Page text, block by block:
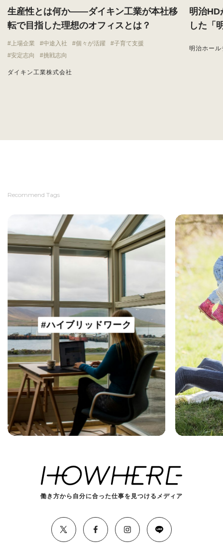
生産性とは何か——ダイキン工業が本社移
転で目指した理想のオフィスとは？
上場企業 中途入社 個々が活躍
子育て支援
安定志向
挑戦志向
ダイキン工業株式会社
明治HD
した「
明治ホー
Recommend Tags
#ハイブリッドワーク
働き方から自分に合った仕事を見つけるメディア